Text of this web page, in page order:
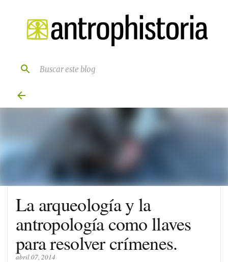
Ir al contenido principal
La arqueología y la
antropología como llaves
para resolver crímenes.
abril 07, 2014